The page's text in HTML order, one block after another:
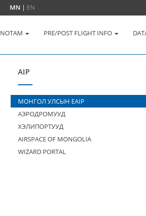
MN | EN
NOTAM PRE/POST FLIGHT INFO
AIP
МОНГОЛ УЛСЫН EAIP
АЭРОДРОМУУД
ХЭЛИПОРТУУД
AIRSPACE OF MONGOLIA
WIZARD PORTAL